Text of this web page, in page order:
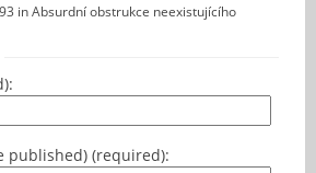
in Absurdní obstrukce neexistujícího
published) (required):